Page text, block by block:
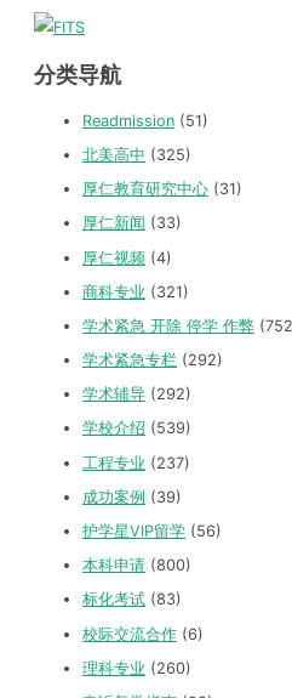
分类导航
Readmission (51)
北美高中 (325)
厚仁教育研究中心 (31)
厚仁新闻 (33)
厚仁视频 (4)
商科专业 (321)
学术紧急 开除 停学 作弊
学术紧急专栏 (292)
学术辅导 (292)
学校介绍 (539)
工程专业 (237)
成功案例 (39)
护学星VIP留学 (56)
本科申请 (800)
标化考试 (83)
校际交流合作 (6)
理科专业 (260)